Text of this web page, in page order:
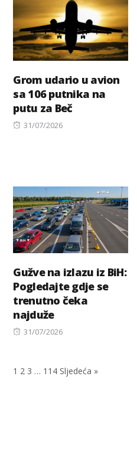
Grom udario u avion
sa 106 putnika na
putu za Beč
Posted
31/07/2026
Gužve na izlazu iz BiH:
Pogledajte gdje se
trenutno čeka
najduže
Posted
31/07/2026
1 2 3 … 114 Sljedeća »